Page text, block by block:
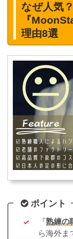
なぜ人気
『
理由8選
ポイント
『熟練の
ら海外ま